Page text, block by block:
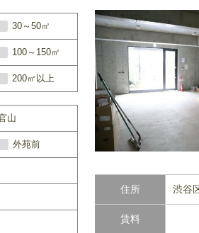
住所 渋谷
賃料
30～50㎡
100～150㎡
200㎡以上
山
外苑前